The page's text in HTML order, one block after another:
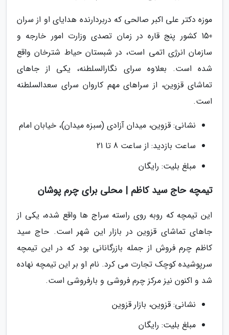
موزه دکتر علی اکبر صالحی که دربردارنده هدایای او از سران
150 کشور پنج قاره در زمان تصدی وزارت امور خارجه و
سازمان انرژی اتمی است، در شبستان حیاط شترخان واقع
شده است. بعلاوه سرای نگارالسلطنه، یکی از جاهای
تماشای قزوین، از سراهای مهم کاروان سرای سعدالسلطنه
است.
نشانی: قزوین، میدان آزادی (سبزه میدان)، خیابان امام
ساعت بازدید: از ساعت 8 تا 21
مبلغ بلیت: رایگان
تیمچه حاج سید کاظم | محلی برای چرم پوشان
این تیمچه که روبه روی راسته سراج ها واقع شده، یکی از
جاهای تماشای قزوین در بازار این شهر است. حاج سید
کاظم چرم فروش از جمله بازرگانانی بود که در این تیمچه
سرپوشیده کوچک تجارت می کرد. نام او بر این تیمچه نهاده
شد و اکنون نیز مرکز چرم فروشی و بارفروشی است.
نشانی: قزوین، بازار قزوین
مبلغ بلیت: رایگان